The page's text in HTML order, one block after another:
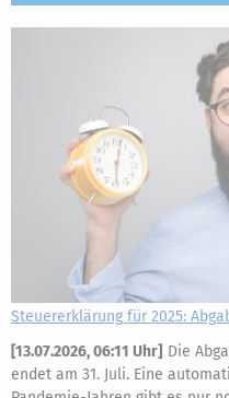
Steuererklärung für 2025:
[13.07.2026, 06:11 Uhr] Die
endet am 31. Juli. Eine